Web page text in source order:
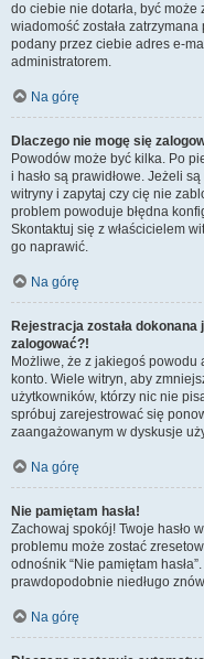
do ciebie nie dotarła, być może
wiadomość została
podany przez ciebie adres e-
administratorem.
Na górę
Dlaczego nie mogę się
Powodów może być kilka. Po
i hasło są prawidłowe. Jeżeli
witryny i zapytaj czy cię nie
problem powoduje błędna
Skontaktuj się z właścicielem
go naprawić.
Na górę
Rejestracja została
zalogować?!
Możliwe, że z jakiegoś powodu
konto. Wiele witryn, aby
użytkowników, którzy nic nie
spróbuj zarejestrować się
zaangażowanym w dyskusje
Na górę
Nie pamiętam hasła!
Zachowaj spokój! Twoje hasło
problemu może zostać
odnośnik “Nie pamiętam
prawdopodobnie niedługo
Na górę